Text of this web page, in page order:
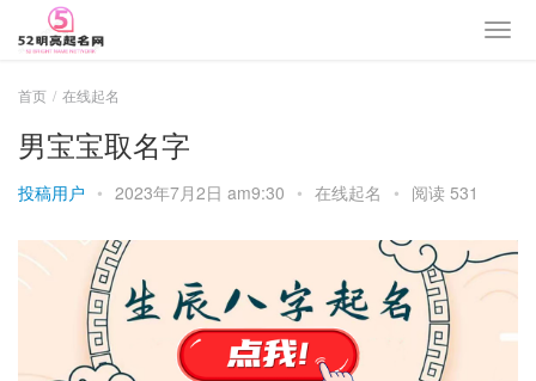
首页 在线起名
男宝宝取名字
投稿用户 • 2023年7月2日 am9:30 • 在线起名 • 阅读 531